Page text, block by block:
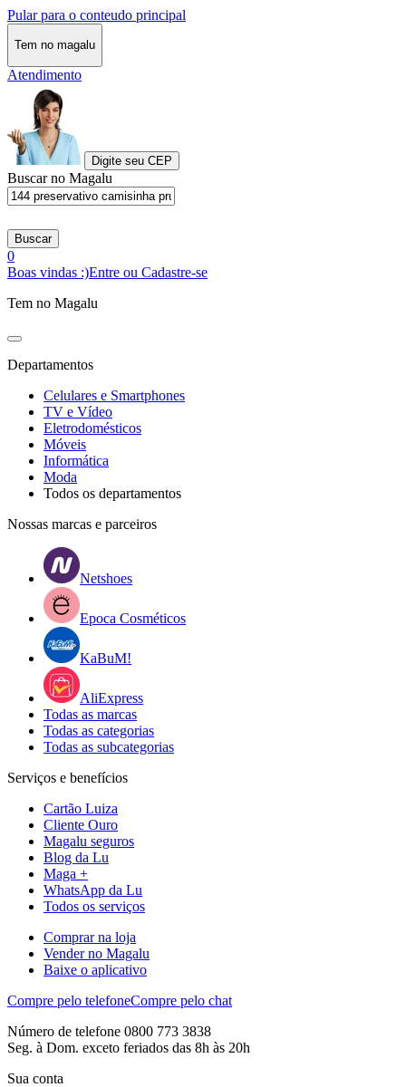
Pular para o conteudo principal
Tem no magalu
Atendimento
Digite seu CEP
Buscar no Magalu
Buscar
0
Boas vindas :)Entre ou Cadastre-se
Tem no Magalu
Departamentos
Celulares e Smartphones
TV e Vídeo
Eletrodomésticos
Móveis
Informática
Moda
Todos os departamentos
Nossas marcas e parceiros
Netshoes
Epoca Cosméticos
KaBuM!
AliExpress
Todas as marcas
Todas as categorias
Todas as subcategorias
Serviços e benefícios
Cartão Luiza
Cliente Ouro
Magalu seguros
Blog da Lu
Maga +
WhatsApp da Lu
Todos os serviços
Comprar na loja
Vender no Magalu
Baixe o aplicativo
Compre pelo telefoneCompre pelo chat
Número de telefone 0800 773 3838
Seg. à Dom. exceto feriados das 8h às 20h
Sua conta